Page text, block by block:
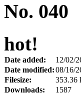
hot!
Date added:
12/02/
Date modified:08/16/
Filesize:
353.36
Downloads:
1587